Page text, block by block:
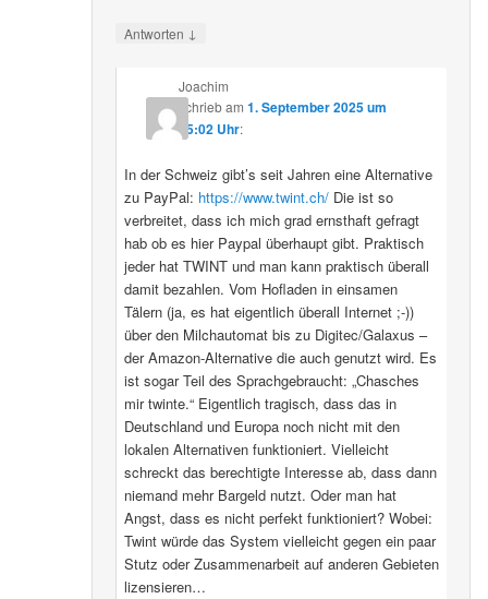
Antworten ↓
Joachim
schriebam 1. September 2025 um
15:02 Uhr:
In der Schweiz gibt’s seit Jahren eine Alternative
zu PayPal: https://www.twint.ch/Die ist so
verbreitet, dass ich mich grad ernsthaft gefragt
hab ob es hier Paypal überhaupt gibt. Praktisch
jeder hat TWINT und man kann praktisch überall
damit bezahlen. Vom Hofladen in einsamen
Tälern (ja, es hat eigentlich überall Internet ;-))
über den Milchautomat bis zu Digitec/Galaxus –
der Amazon-Alternative die auch genutzt wird. Es
ist sogar Teil des Sprachgebraucht: „Chasches
mir twinte.“ Eigentlich tragisch, dass das in
Deutschland und Europa noch nicht mit den
lokalen Alternativen funktioniert. Vielleicht
schreckt das berechtigte Interesse ab, dass dann
niemand mehr Bargeld nutzt. Oder man hat
Angst, dass es nicht perfekt funktioniert? Wobei:
Twint würde das System vielleicht gegen ein paar
Stutz oder Zusammenarbeit auf anderen Gebieten
lizensieren…